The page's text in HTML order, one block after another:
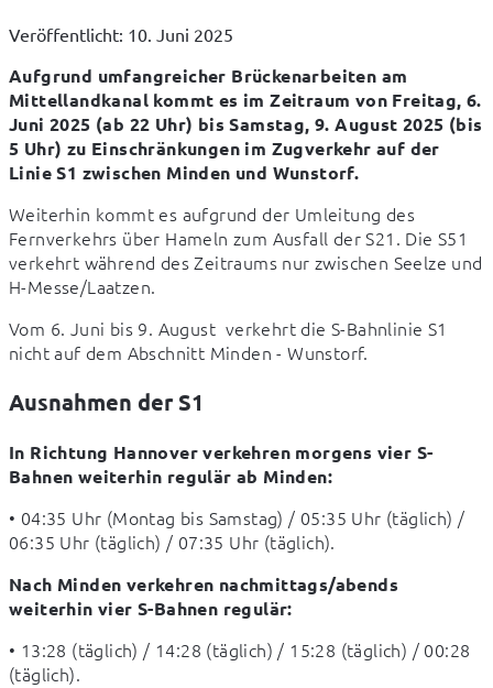
Veröffentlicht: 10. Juni 2025
Aufgrund umfangreicher Brückenarbeiten am
Mittellandkanal kommt es im Zeitraum von Freitag, 6.
Juni 2025 (ab 22 Uhr) bis Samstag, 9. August 2025 (bis
5 Uhr) zu Einschränkungen im Zugverkehr auf der
Linie S1 zwischen Minden und Wunstorf.
Weiterhin kommt es aufgrund der Umleitung des
Fernverkehrs über Hameln zum Ausfall der S21. Die S51
verkehrt während des Zeitraums nur zwischen Seelze und
H-Messe/Laatzen.
Vom 6. Juni bis 9. August  verkehrt die S-Bahnlinie S1
nicht auf dem Abschnitt Minden - Wunstorf.
Ausnahmen der S1
In Richtung Hannover verkehren morgens vier S-
Bahnen weiterhin regulär ab Minden:
• 04:35 Uhr (Montag bis Samstag) / 05:35 Uhr (täglich) /
06:35 Uhr (täglich) / 07:35 Uhr (täglich).
Nach Minden verkehren nachmittags/abends
weiterhin vier S-Bahnen regulär:
• 13:28 (täglich) / 14:28 (täglich) / 15:28 (täglich) / 00:28
(täglich).